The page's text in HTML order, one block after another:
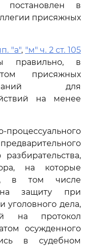
постановлен в
присяжных
"а", "м" ч. 2 ст. 105
правильно, в
присяжных
для
на менее
на которые
в том числе
защиту при
уголовного дела,
на протокол
осужденного
в судебном